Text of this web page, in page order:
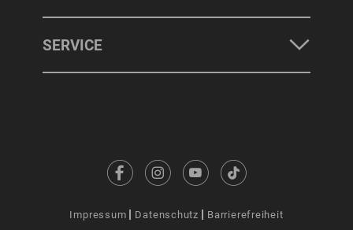
SERVICE
Impressum Datenschutz Barrierefreiheit